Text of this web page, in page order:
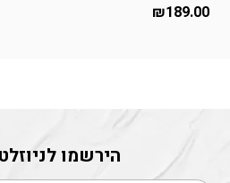
₪189.00
הירשמו